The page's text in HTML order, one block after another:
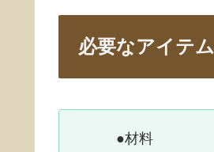
必要なアイテム
●材料